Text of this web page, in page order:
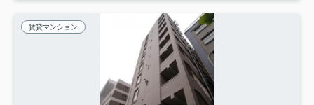
賃貸マンション